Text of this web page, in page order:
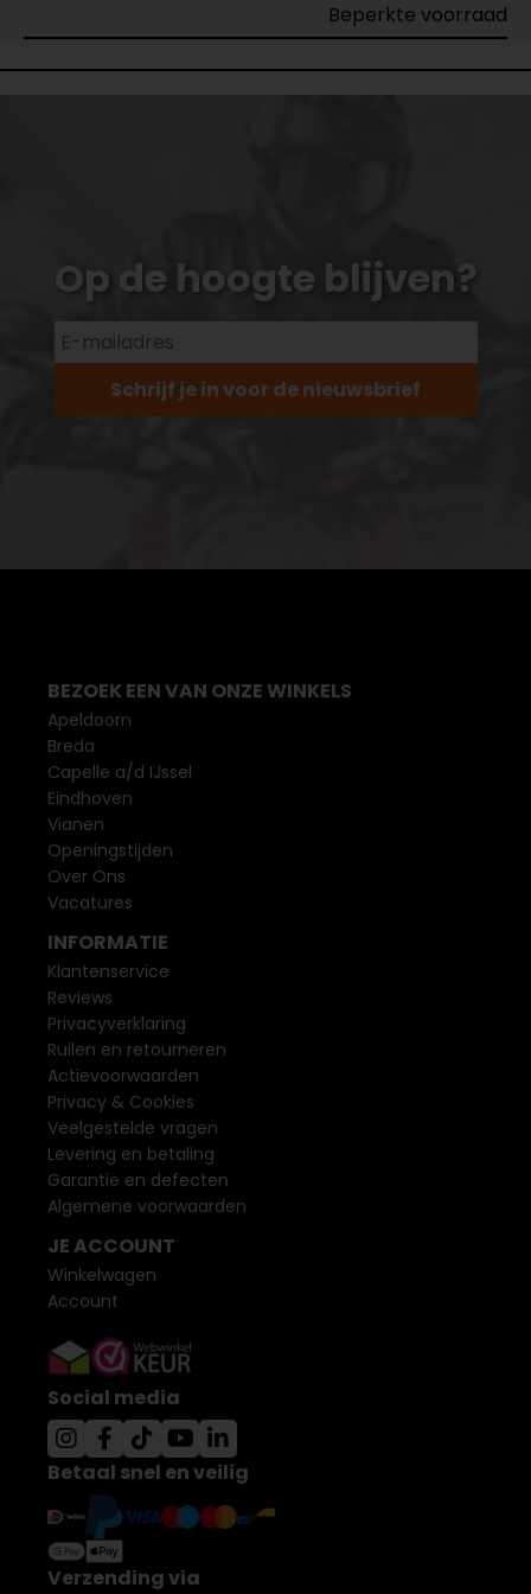
Beperkte voorraad
Op de hoogte blijven?
Schrijf je in voor de nieuwsbrief
BEZOEK EEN VAN ONZE WINKELS
Apeldoorn
Breda
Capelle a/d IJssel
Eindhoven
Vianen
Openingstijden
Over Ons
Vacatures
INFORMATIE
Klantenservice
Reviews
Privacyverklaring
Ruilen en retourneren
Actievoorwaarden
Privacy & Cookies
Veelgestelde vragen
Levering en betaling
Garantie en defecten
Algemene voorwaarden
JE ACCOUNT
Winkelwagen
Account
Social media
Betaal snel en veilig
Verzending via